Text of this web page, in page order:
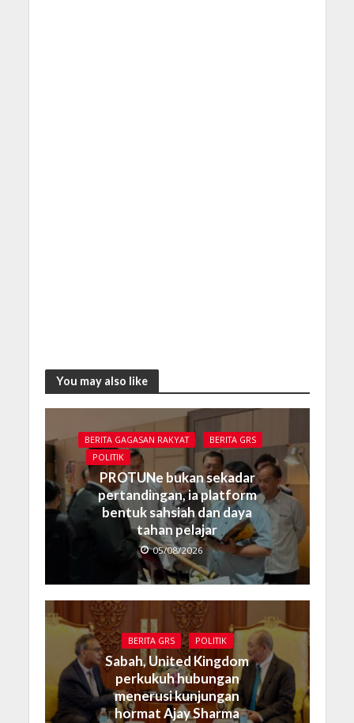
You may also like
BERITA GAGASAN RAKYAT
BERITA GRS
POLITIK
PROTUNe bukan sekadar
pertandingan, ia platform
bentuk sahsiah dan daya
tahan pelajar
05/08/2026
BERITA GRS POLITIK
Sabah, United Kingdom
perkukuh hubungan
menerusi kunjungan
hormat Ajay Sharma